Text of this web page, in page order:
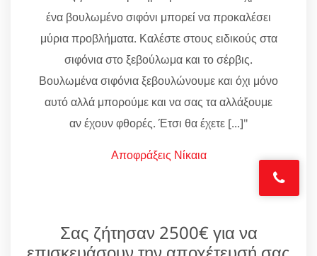
ένα βουλωμένο σιφόνι μπορεί να προκαλέσει
μύρια προβλήματα. Καλέστε στους ειδικούς στα
σιφόνια στο ξεβούλωμα και το σέρβις.
Βουλωμένα σιφόνια ξεβουλώνουμε και όχι μόνο
αυτό αλλά μπορούμε και να σας τα αλλάξουμε
αν έχουν φθορές. Έτσι θα έχετε [...]"
Αποφράξεις Νίκαια
Σας ζήτησαν 2500€ για να